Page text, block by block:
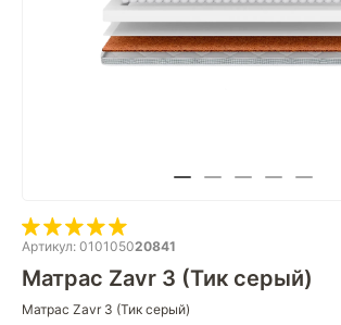
Артикул: 010105020841
Матрас Zavr 3 (Тик серый)
Матрас Zavr 3 (Тик серый)